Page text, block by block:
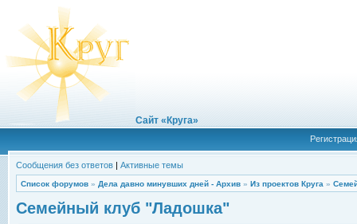
Сайт «Круга»
Сообщения без ответов | Активные темы
Список форумов » Дела давно минувших дней - Архив » Из проектов Круга »
Семейный клуб "Ладошка"